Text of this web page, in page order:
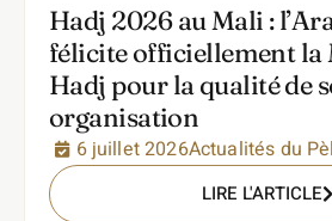
Hadj 2026 au Mali :
félicite officiellement la
Hadj pour la qualité de
organisation
6 juillet 2026Actualités du
LIRE L'ARTICLE